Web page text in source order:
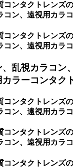
コンタクトレンズ
コン、遠視用カラ
コンタクトレンズ
コン、遠視用カラ
乱視カラコン
ラーコンタク
コンタクトレンズ
コン、遠視用カラ
コンタクトレンズ
コン、遠視用カラ
コンタクトレンズ